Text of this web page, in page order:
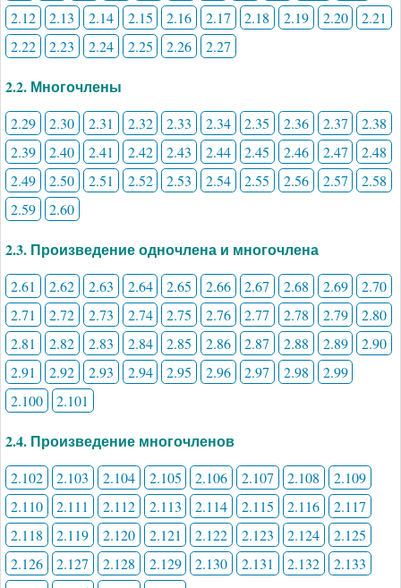
2.12
2.13 2.14 2.15 2.16 2.17 2.18 2.19 2.20
2.21
2.22
2.23 2.24 2.25 2.26 2.27
2.2. Многочлены
2.29 2.30 2.31 2.32 2.33 2.34 2.35 2.36 2.37
2.38
2.39
2.40 2.41 2.42 2.43 2.44 2.45 2.46 2.47
2.48
2.49
2.50 2.51 2.52 2.53 2.54 2.55 2.56 2.57
2.58
2.59
2.60
2.3. Произведение одночлена и многочлена
2.61 2.62 2.63 2.64 2.65 2.66 2.67 2.68 2.69
2.70
2.71
2.72 2.73 2.74 2.75 2.76 2.77 2.78 2.79
2.80
2.81
2.82 2.83 2.84 2.85 2.86 2.87 2.88 2.89
2.90
2.91
2.92 2.93 2.94 2.95 2.96 2.97 2.98
2.99
2.100
2.101
2.4. Произведение многочленов
2.102 2.103 2.104 2.105 2.106 2.107 2.108
2.109
2.110
2.111 2.112 2.113 2.114 2.115 2.116
2.117
2.118
2.119 2.120 2.121 2.122 2.123 2.124
2.125
2.126
2.127 2.128 2.129 2.130 2.131 2.132
2.133